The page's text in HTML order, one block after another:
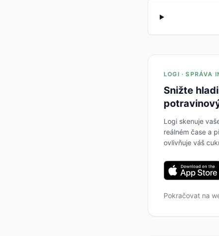
LOGI · SPRÁVA
Snižte
Logi skenuje
reálném čase a
ovlivňuje váš
Pokračovat na